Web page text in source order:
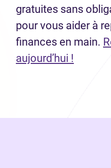
gratuites sans
pour vous aider à
finances en main.
aujourd’hui !